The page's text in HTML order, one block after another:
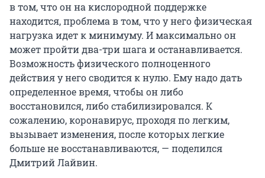
в том, что он на кислородной поддержке
находится, проблема в том, что у него физическая
нагрузка идет к минимуму. И максимально он
может пройти два-три шага и останавливается.
Возможность физического полноценного
действия у него сводится к нулю. Ему надо дать
определенное время, чтобы он либо
восстановился, либо стабилизировался. К
сожалению, коронавирус, проходя по легким,
вызывает изменения, после которых легкие
больше не восстанавливаются, — поделился
Дмитрий Лайвин.